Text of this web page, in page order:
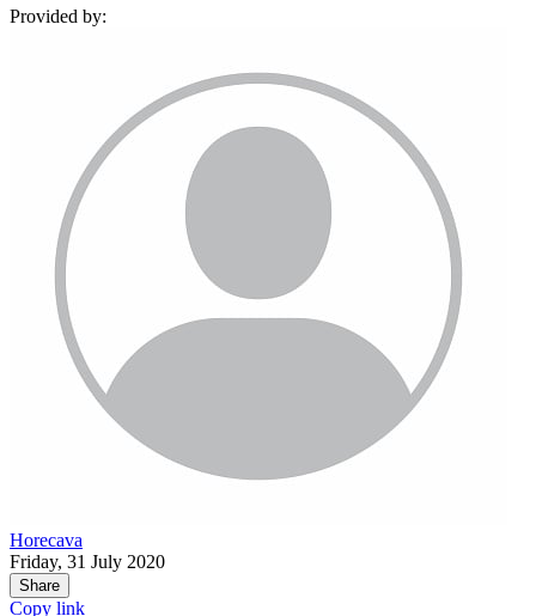
Provided by:
Horecava
Friday, 31 July 2020
Share
Copy link